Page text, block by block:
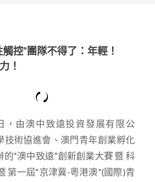
控”團隊不得了：年輕！
！
，由澳中致遠投資發展有限公
技術協進會、澳門青年創業孵化
的“澳中致遠”創新創業大賽 暨 科
第一屆“京津冀-粵港澳”(國際)青